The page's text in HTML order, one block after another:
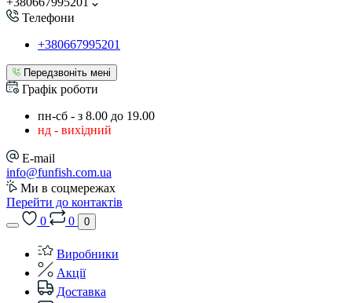
Телефони
+380667995201
Передзвоніть мені
Графік роботи
пн-сб - з 8.00 до 19.00
нд - вихідний
E-mail
info@funfish.com.ua
Ми в соцмережах
Перейти до контактів
0
0 0
Виробники
Акції
Доставка